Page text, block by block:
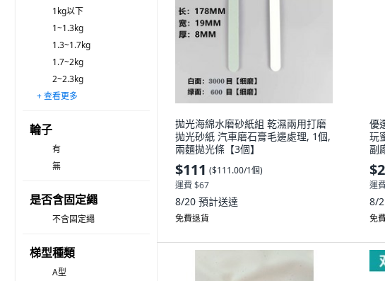
1kg以下
1~1.3kg
1.3~1.7kg
1.7~2kg
2~2.3kg
2.3~2.7kg
2.7~3kg
3kg以上
+ 查看更多
輪子
有
無
是否含固定繩
不含固定繩
梯型種類
A型
拋光海綿水磨砂紙組 乾濕兩用打磨
拋光砂紙 汽車磨石膏毛邊處理, 1個,
兩麵拋光條【3個】
$111 ($111.00/1個)
運費 $67
8/20 預計送達
免費退貨
優
玩
副
運
8/
免